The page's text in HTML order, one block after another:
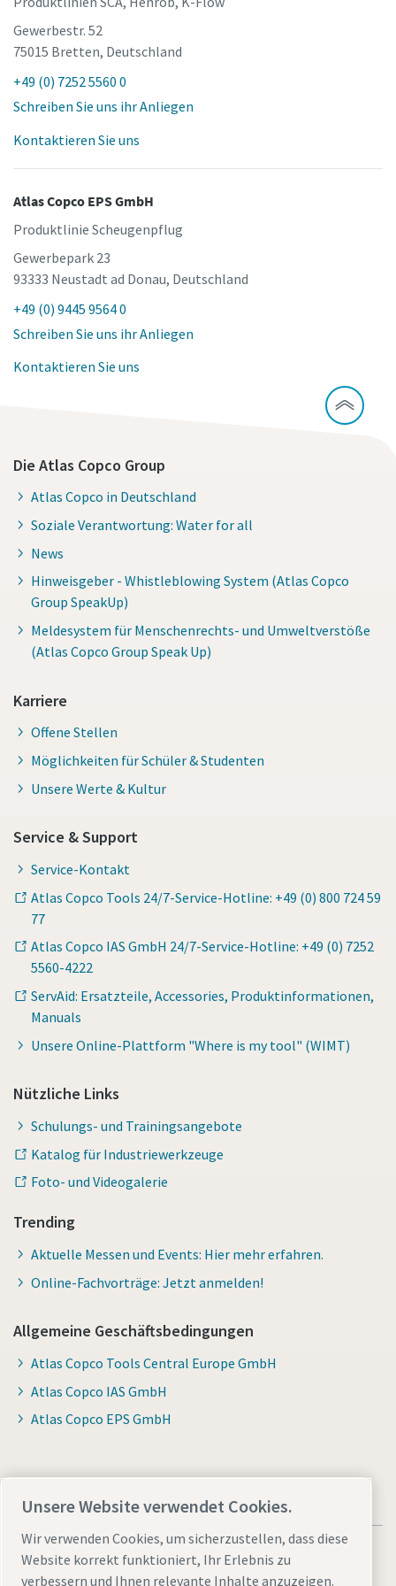
Gewerbestr. 52
75015 Bretten, Deutschland
+49 (0) 7252 5560 0
Schreiben Sie uns ihr Anliegen
Kontaktieren Sie uns
Atlas Copco EPS GmbH
Produktlinie Scheugenpflug
Gewerbepark 23
93333 Neustadt ad Donau, Deutschland
+49 (0) 9445 9564 0
Schreiben Sie uns ihr Anliegen
Kontaktieren Sie uns
Die Atlas Copco Group
Atlas Copco in Deutschland
Soziale Verantwortung: Water for all
News
Hinweisgeber - Whistleblowing System (Atlas Copco
Group SpeakUp)
Meldesystem für Menschenrechts- und Umweltverstöße
(Atlas Copco Group Speak Up)
Karriere
Offene Stellen
Möglichkeiten für Schüler & Studenten
Unsere Werte & Kultur
Service & Support
Service-Kontakt
Atlas Copco Tools 24/7-Service-Hotline: +49 (0) 800 724 59
77
Atlas Copco IAS GmbH 24/7-Service-Hotline: +49 (0) 7252
5560-4222
ServAid: Ersatzteile, Accessories, Produktinformationen,
Manuals
Unsere Online-Plattform "Where is my tool" (WIMT)
Nützliche Links
Schulungs- und Trainingsangebote
Katalog für Industriewerkzeuge
Foto- und Videogalerie
Trending
Aktuelle Messen und Events: Hier mehr erfahren.
Online-Fachvorträge: Jetzt anmelden!
Allgemeine Geschäftsbedingungen
Atlas Copco Tools Central Europe GmbH
Atlas Copco IAS GmbH
Atlas Copco EPS GmbH
Ja, kontaktieren Sie mich!
Anti-Roboter-Verifizierung
Ja, kontaktieren Sie mich!
Anti-Roboter-Verifizierung
Unsere Website verwendet Cookies.
Wir verwenden Cookies, um sicherzustellen, dass diese
Website korrekt funktioniert, Ihr Erlebnis zu
verbessern und Ihnen relevante Inhalte anzuzeigen.